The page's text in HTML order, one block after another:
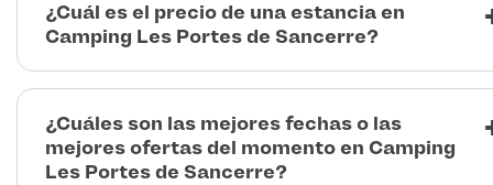
¿Cuál es el precio de una estancia en
Camping Les Portes de Sancerre?
¿Cuáles son las mejores fechas o las
mejores ofertas del momento en Camping
Les Portes de Sancerre?